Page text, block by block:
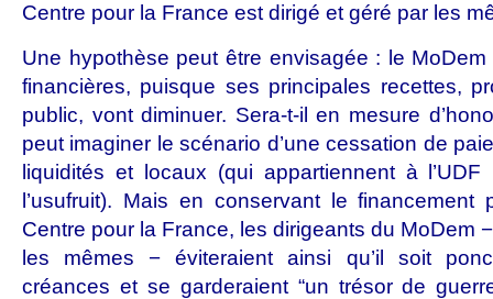
Centre pour la France est dirigé et géré par les
Une hypothèse peut être envisagée : le MoDem
financières, puisque ses principales recettes,
public, vont diminuer. Sera-t-il en mesure
peut imaginer le scénario d’une cessation de
liquidités et locaux (qui appartiennent à
l’usufruit). Mais en conservant le
Centre pour la France, les dirigeants du MoDem
les mêmes − éviteraient ainsi qu’il soit
créances et se garderaient “un trésor de